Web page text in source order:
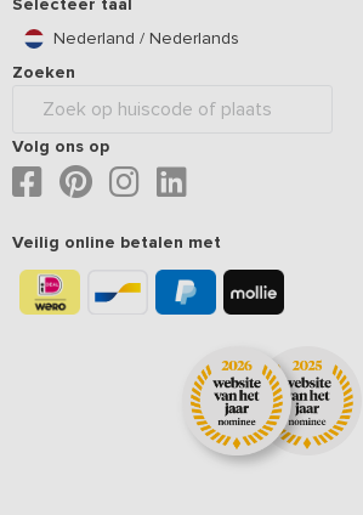
Nederland / Nederlands
Zoeken
Volg ons op
Veilig online betalen met